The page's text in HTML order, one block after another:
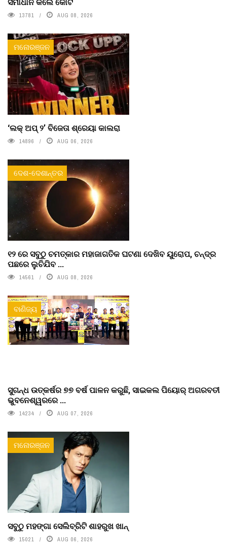
13781 AUG 08, 2026
ମନୋରଞ୍ଜନ
‘ଲକ୍ ଅପ୍ ୨’ ବିଜେତା ଶ୍ରେୟା କାଲରା
14896 AUG 06, 2026
ଦେଶ-ଦେଶାନ୍ତର
୧୨ ରେ ସବୁଠୁ ଚମତ୍କାର ମହାଜାଗତିକ ଘଟଣା ଦେଖିବ ୟୁରୋପ, ଚନ୍ଦ୍ର
ପଛରେ ଲୁଚିଯିବ ...
14561 AUG 08, 2026
ବାଣିଜ୍ୟ
ସୁଗନ୍ଧ ଉତ୍କର୍ଷର ୭୭ ବର୍ଷ ପାଳନ କରୁଛି, ସାଇକଲ ପିୟୋର୍‌ ଅଗରବତୀ
ଭୁବନେଶ୍ୱରରେ ...
14234 AUG 07, 2026
ମନୋରଞ୍ଜନ
ସବୁଠୁ ମହଙ୍ଗା ସେଲିବ୍ରିଟି ଶାହରୁଖ ଖାନ୍
15021 AUG 06, 2026